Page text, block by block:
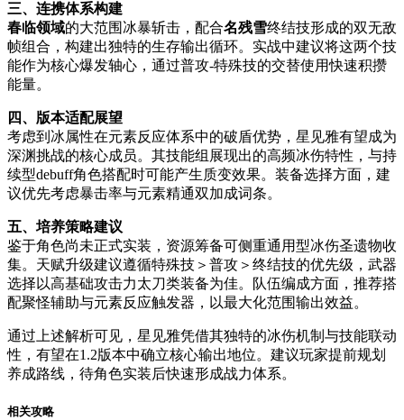
三、连携体系构建
春临领域的大范围冰暴斩击，配合名残雪终结技形成的双无敌
帧组合，构建出独特的生存输出循环。实战中建议将这两个技
能作为核心爆发轴心，通过普攻-特殊技的交替使用快速积攒
能量。
四、版本适配展望
考虑到冰属性在元素反应体系中的破盾优势，星见雅有望成为
深渊挑战的核心成员。其技能组展现出的高频冰伤特性，与持
续型debuff角色搭配时可能产生质变效果。装备选择方面，建
议优先考虑暴击率与元素精通双加成词条。
五、培养策略建议
鉴于角色尚未正式实装，资源筹备可侧重通用型冰伤圣遗物收
集。天赋升级建议遵循特殊技＞普攻＞终结技的优先级，武器
选择以高基础攻击力太刀类装备为佳。队伍编成方面，推荐搭
配聚怪辅助与元素反应触发器，以最大化范围输出效益。
通过上述解析可见，星见雅凭借其独特的冰伤机制与技能联动
性，有望在1.2版本中确立核心输出地位。建议玩家提前规划
养成路线，待角色实装后快速形成战力体系。
相关攻略